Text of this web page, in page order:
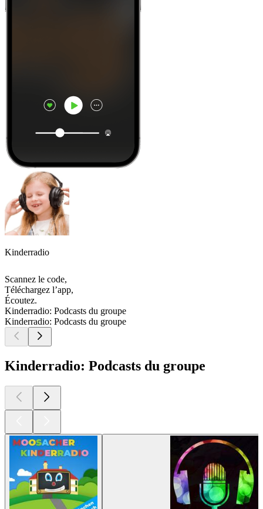
Kinderradio
Scannez le code,
Téléchargez l’app,
Écoutez.
Kinderradio: Podcasts du groupe
Kinderradio: Podcasts du groupe
Kinderradio: Podcasts du groupe